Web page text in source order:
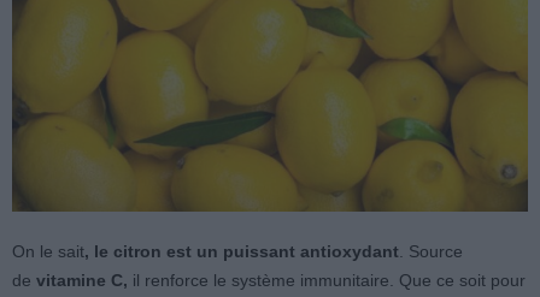
On le sait, le citron est un puissant antioxydant . Source
de vitamine C, il renforce ​​le système immunitaire. Que ce soit pour